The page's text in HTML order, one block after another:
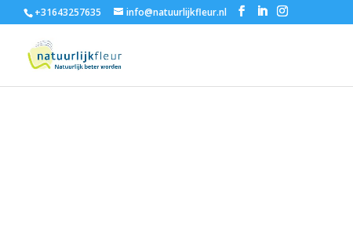
+31643257635 info@natuurlijkfleur.nl